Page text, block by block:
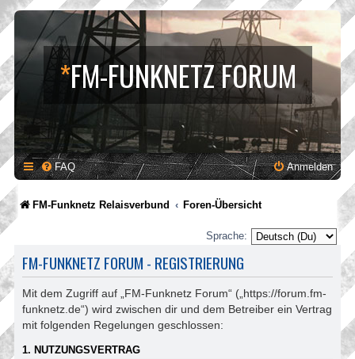
*FM-FUNKNETZ FORUM
FAQ Anmelden
FM-Funknetz Relaisverbund Foren-Übersicht
Sprache:
FM-FUNKNETZ FORUM - REGISTRIERUNG
Mit dem Zugriff auf „FM-Funknetz Forum“ („https://forum.fm-
funknetz.de“) wird zwischen dir und dem Betreiber ein Vertrag
mit folgenden Regelungen geschlossen:
1. NUTZUNGSVERTRAG